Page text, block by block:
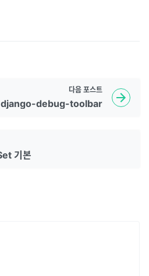
기본
다음 포스트
django-debug-toolbar